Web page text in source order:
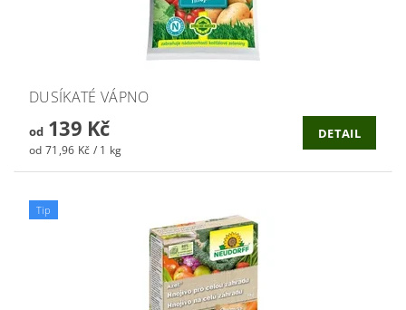
DUSÍKATÉ VÁPNO
od139 Kč
od 71,96 Kč / 1 kg
DETAIL
Tip